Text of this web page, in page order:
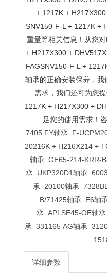
+ 1217K + H217X300
SNV150-F-L + 1217K +
重量等相关信息！从您
+ H217X300 +
FAGSNV150-F-L +
轴承的正确安装保养，
需求，我们还可为您
1217K + H217X300 +
足您的使用需求！
7405 FY轴承 F-
20216K + H216X214 +
轴承 GE65-214-KRR-
承 UKP320D1轴承
承 20100轴承
B/71425轴承 E6轴
承 APLSE45-OE轴承
承 331165 AG轴承
详细参数